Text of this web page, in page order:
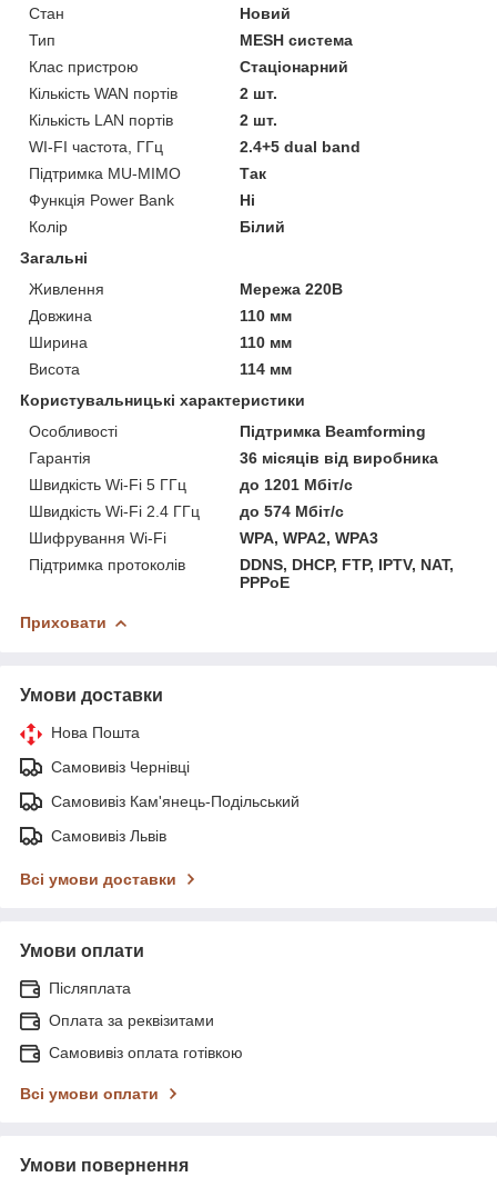
Стан
Новий
Тип
MESH система
Клас пристрою
Стаціонарний
Кількість WAN портів
2 шт.
Кількість LAN портів
2 шт.
WI-FI частота, ГГц
2.4+5 dual band
Підтримка MU-MIMO
Так
Функція Power Bank
Ні
Колір
Білий
Загальні
Живлення
Мережа 220В
Довжина
110 мм
Ширина
110 мм
Висота
114 мм
Користувальницькі характеристики
Особливості
Підтримка Beamforming
Гарантія
36 місяців від виробника
Швидкість Wi-Fi 5 ГГц
до 1201 Мбіт/с
Швидкість Wi-Fi 2.4 ГГц
до 574 Мбіт/с
Шифрування Wi-Fi
WPA, WPA2, WPA3
Підтримка протоколів
DDNS, DHCP, FTP, IPTV, NAT,
PPPoE
Приховати
Умови доставки
Нова Пошта
Самовивіз Чернівці
Самовивіз Кам'янець-Подільський
Самовивіз Львів
Всі умови доставки
Умови оплати
Післяплата
Оплата за реквізитами
Самовивіз оплата готівкою
Всі умови оплати
Умови повернення